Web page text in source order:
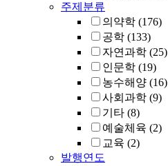
주제분류
의약학 (176)
공학 (133)
자연과학 (25)
인문학 (19)
농수해양 (16)
사회과학 (9)
기타 (8)
예술체육 (2)
교육 (2)
발행연도